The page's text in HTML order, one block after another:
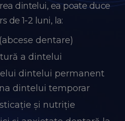
dintelui, ea poate duce
de 1-2 luni, la:
dentare)
a dintelui
dintelui permanent
dintelui temporar
și nutriție